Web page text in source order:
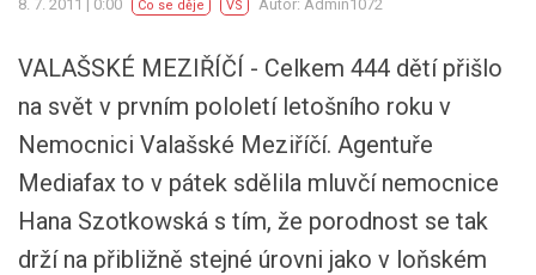
8. 7. 2011 | 0:00 Co se děje VS Autor: Admin1072
VALAŠSKÉ MEZIŘÍČÍ - Celkem 444 dětí přišlo
na svět v prvním pololetí letošního roku v
Nemocnici Valašské Meziříčí. Agentuře
Mediafax to v pátek sdělila mluvčí nemocnice
Hana Szotkowská s tím, že porodnost se tak
drží na přibližně stejné úrovni jako v loňském